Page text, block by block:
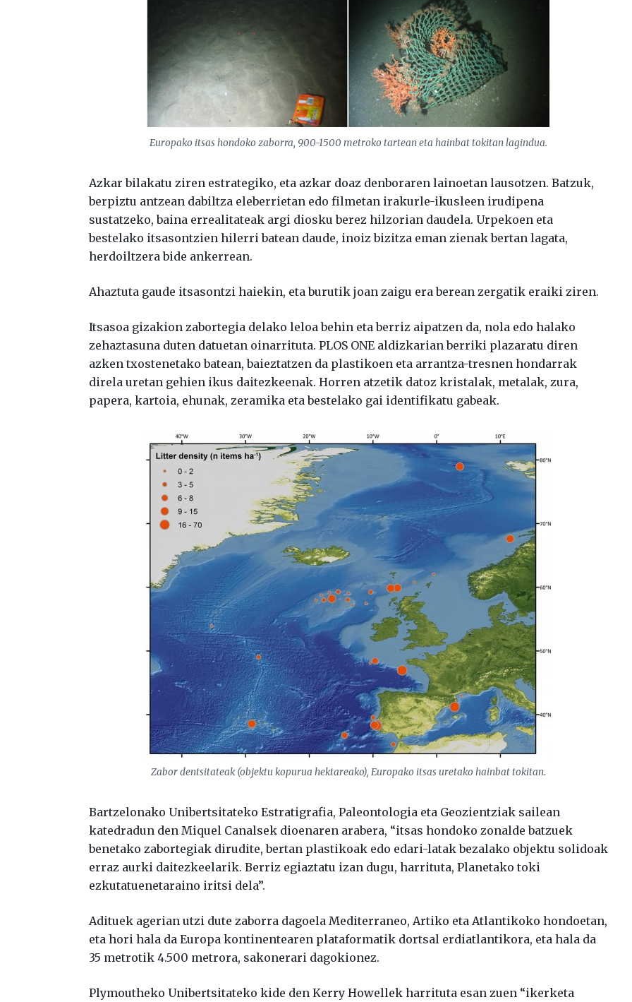
Europako itsas hondoko zaborra, 900-1500 metroko tartean eta hainbat tokitan lagindua.
Azkar bilakatu ziren estrategiko, eta azkar doaz denboraren lainoetan lausotzen. Batzuk,
berpiztu antzean dabiltza eleberrietan edo filmetan irakurle-ikusleen irudipena
sustatzeko, baina errealitateak argi diosku berez hilzorian daudela. Urpekoen eta
bestelako itsasontzien hilerri batean daude, inoiz bizitza eman zienak bertan lagata,
herdoiltzera bide ankerrean.
Ahaztuta gaude itsasontzi haiekin, eta burutik joan zaigu era berean zergatik eraiki ziren.
Itsasoa gizakion zabortegia delako leloa behin eta berriz aipatzen da, nola edo halako
zehaztasuna duten datuetan oinarrituta. PLOS ONE aldizkarian berriki plazaratu diren
azken txostenetako batean, baieztatzen da plastikoen eta arrantza-tresnen hondarrak
direla uretan gehien ikus daitezkeenak. Horren atzetik datoz kristalak, metalak, zura,
papera, kartoia, ehunak, zeramika eta bestelako gai identifikatu gabeak.
Zabor dentsitateak (objektu kopurua hektareako), Europako itsas uretako hainbat tokitan.
Bartzelonako Unibertsitateko Estratigrafia, Paleontologia eta Geozientziak sailean
katedradun den Miquel Canalsek dioenaren arabera, “itsas hondoko zonalde batzuek
benetako zabortegiak dirudite, bertan plastikoak edo edari-latak bezalako objektu solidoak
erraz aurki daitezkeelarik. Berriz egiaztatu izan dugu, harrituta, Planetako toki
ezkutatuenetaraino iritsi dela”.
Adituek agerian utzi dute zaborra dagoela Mediterraneo, Artiko eta Atlantikoko hondoetan,
eta hori hala da Europa kontinentearen plataformatik dortsal erdiatlantikora, eta hala da
35 metrotik 4.500 metrora, sakonerari dagokionez.
Plymoutheko Unibertsitateko kide den Kerry Howellek harrituta esan zuen “ikerketa